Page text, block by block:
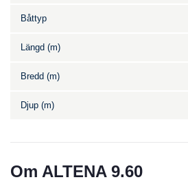
Båttyp
Längd (m)
Bredd (m)
Djup (m)
Om ALTENA 9.60